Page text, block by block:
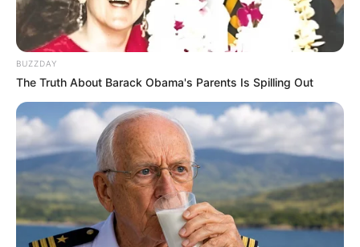
BUZZDAY
The Truth About Barack Obama's Parents Is Spilling Out